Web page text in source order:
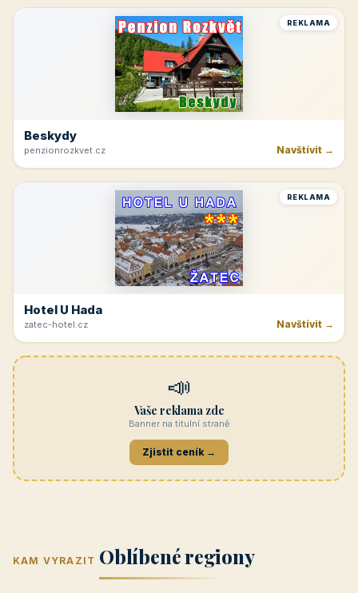
REKLAMA
Beskydy
penzionrozkvet.cz Navštívit →
REKLAMA
Hotel U Hada
zatec-hotel.cz Navštívit →
📣
Vaše reklama zde
Banner na titulní straně
Zjistit ceník →
KAM VYRAZIT Oblíbené regiony
(Jihomoravský
kraj)
kraj)
Zlínský kraj Žilinský
Karlovarský
Střední Čechy
(Středočeský